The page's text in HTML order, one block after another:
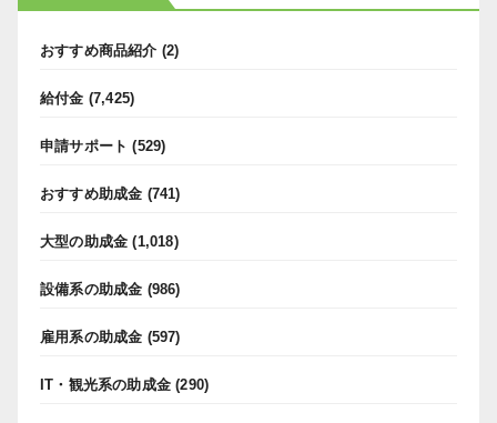
おすすめ商品紹介 (2)
給付金 (7,425)
申請サポート (529)
おすすめ助成金 (741)
大型の助成金 (1,018)
設備系の助成金 (986)
雇用系の助成金 (597)
IT・観光系の助成金 (290)